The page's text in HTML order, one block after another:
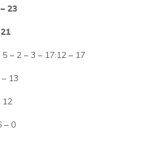
23
– 2 – 3 – 17:12 – 17
– 13
12
– 0